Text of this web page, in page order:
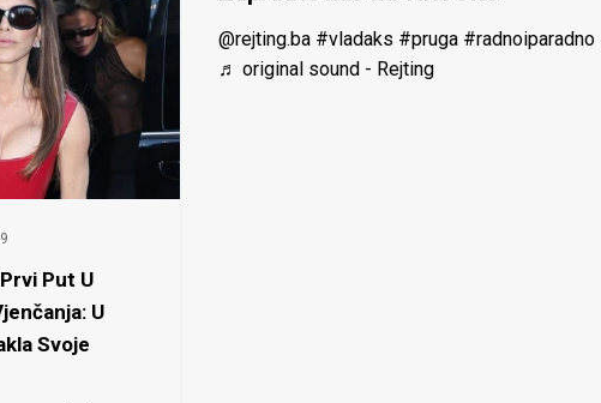
Put U
U
Svoje
@rejting.ba #vladaks #pruga #radnoiparadno
♬ original sound - Rejting